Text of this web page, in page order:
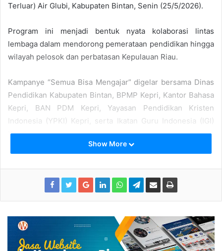
Terluar) Air Glubi, Kabupaten Bintan, Senin (25/5/2026).
Program ini menjadi bentuk nyata kolaborasi lintas
lembaga dalam mendorong pemerataan pendidikan hingga
wilayah pelosok dan perbatasan Kepulauan Riau.
Kampanye “Semua Bisa Mengajar” digelar bersama Dinas
Pendidikan Kabupaten Bintan, BPMP Kepri, Kantor Bahasa
Kepri, BAN PDM Kepri, Yayasan Pendidikan Kristen
Indonesia (YPKI) Kepri, serta Ikatan Guru Indonesia (IGI)
Kepri.
mengatakan Air Glubi dipilih sebagai lokasi peluncuran
karena mewakili semangat pemerataan pendidikan di
Menurutnya, pendidikan tidak hanya menjadi tanggung
jawab tenaga pendidik, tetapi membutuhkan keterlibatan
seluruh elemen masyarakat.
Show More